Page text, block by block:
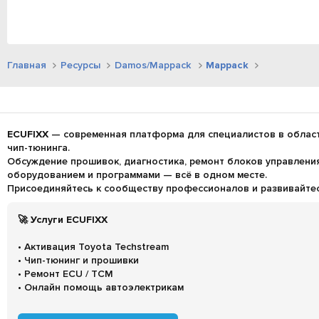
Главная Ресурсы Damos/Mappack Mappack
ECUFIXX— современная платформа для специалистов в
чип-тюнинга.
Обсуждение прошивок, диагностика, ремонт блоков
оборудованием и программами — всё в одном месте.
Присоединяйтесь к сообществу профессионалов и
🚀 Услуги ECUFIXX
• Активация Toyota Techstream
• Чип-тюнинг и прошивки
• Ремонт ECU / TCM
• Онлайн помощь автоэлектрикам